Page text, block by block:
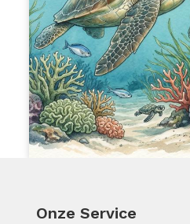
Onze Service